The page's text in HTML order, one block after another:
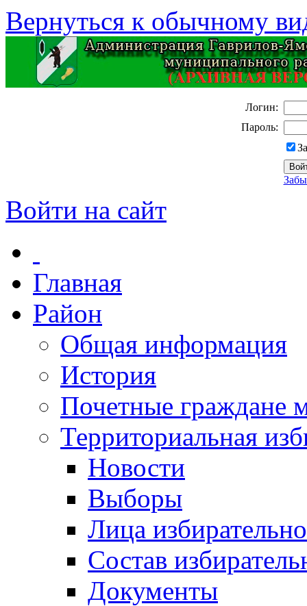
Вернуться к обычному
Логин:
Пароль:
Войти на сайт
Главная
Район
Общая информация
История
Почетные граждане
Территориальная
Новости
Выборы
Лица
Состав
Документы